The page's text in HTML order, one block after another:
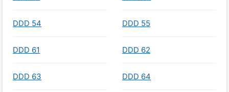
DDD 54 DDD 55
DDD 61 DDD 62
DDD 63 DDD 64